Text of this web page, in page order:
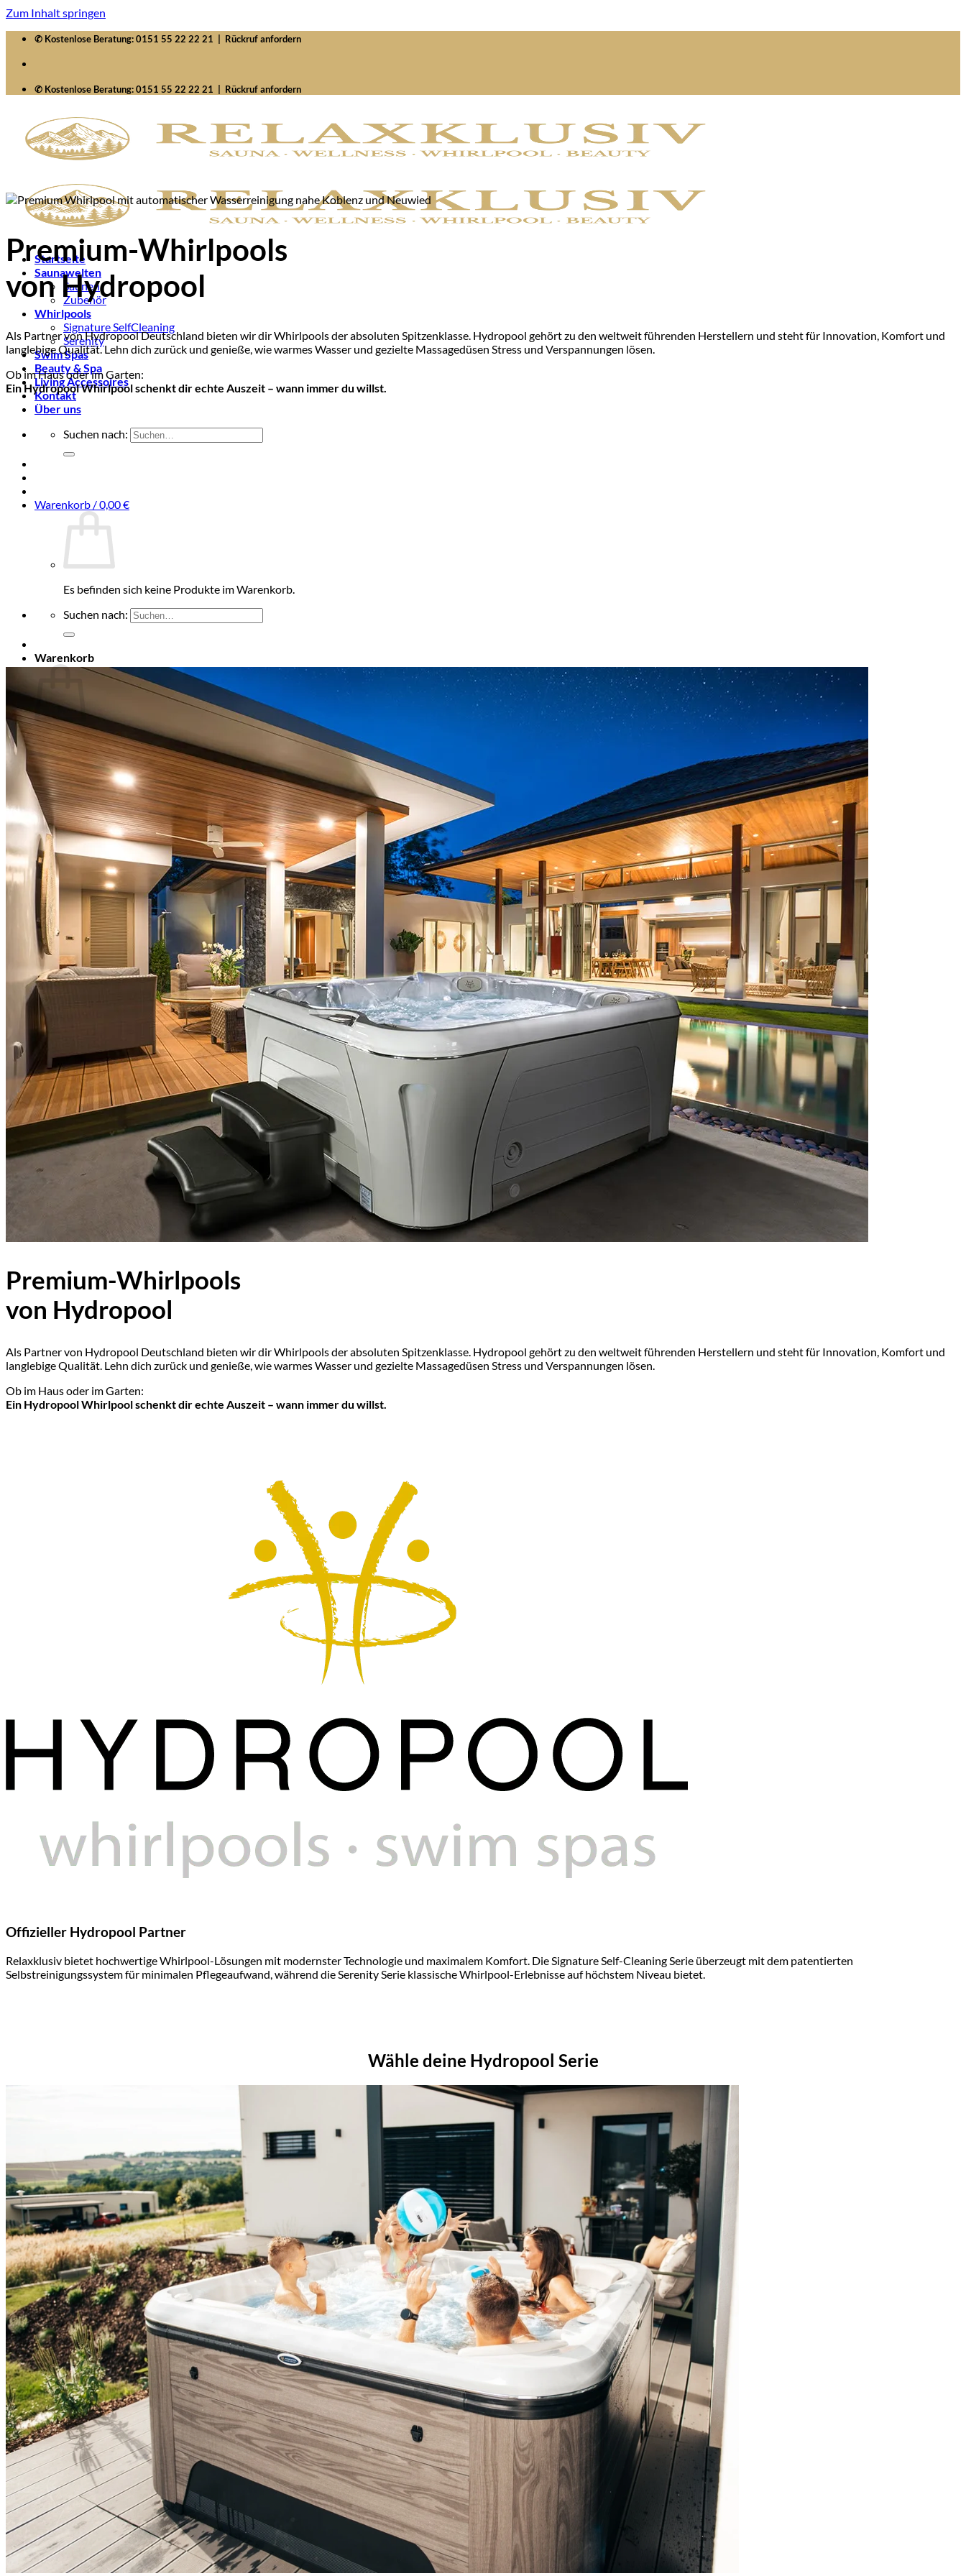
Zum Inhalt springen
✆ Kostenlose Beratung:0151 55 22 22 21 Rückruf anfordern
✆ Kostenlose Beratung:0151 55 22 22 21 Rückruf anfordern
Startseite
Saunawelten
Saunen
Zubehör
Whirlpools
Signature SelfCleaning
Serenity
Swim Spas
Beauty & Spa
Living Accessoires
Kontakt
Über uns
Suchen nach:
Warenkorb /0,00€
Es befinden sich keine Produkte im Warenkorb.
Suchen nach:
Warenkorb
Es befinden sich keine Produkte im Warenkorb.
🔒 Sichere Zahlung überMollie
🛡️ SSL-verschlüsselte Übertragung Ihrer Daten
Premium-Whirlpools
von Hydropool
Als Partner von Hydropool Deutschland bieten wir dir Whirlpools der absoluten Spitzenklasse. Hydropool gehört zu den weltweit führenden Herstellern und steht für Innovation, Komfort und
langlebige Qualität. Lehn dich zurück und genieße, wie warmes Wasser und gezielte Massagedüsen Stress und Verspannungen lösen.
Ob im Haus oder im Garten:
Ein Hydropool Whirlpool schenkt dir echte Auszeit – wann immer du willst.
Premium-Whirlpools
von Hydropool
Als Partner von Hydropool Deutschland bieten wir dir Whirlpools der absoluten Spitzenklasse. Hydropool gehört zu den weltweit führenden Herstellern und steht für Innovation, Komfort und
langlebige Qualität. Lehn dich zurück und genieße, wie warmes Wasser und gezielte Massagedüsen Stress und Verspannungen lösen.
Ob im Haus oder im Garten:
Ein Hydropool Whirlpool schenkt dir echte Auszeit – wann immer du willst.
Offizieller Hydropool Partner
Relaxklusiv bietet hochwertige Whirlpool-Lösungen mit modernster Technologie und maximalem Komfort. Die Signature Self-Cleaning Serie überzeugt mit dem patentierten
Selbstreinigungssystem für minimalen Pflegeaufwand, während die Serenity Serie klassische Whirlpool-Erlebnisse auf höchstem Niveau bietet.
Wähle deine Hydropool Serie